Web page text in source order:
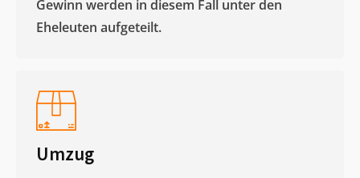
Gewinn werden in diesem Fall unter den
Eheleuten aufgeteilt.​
Umzug